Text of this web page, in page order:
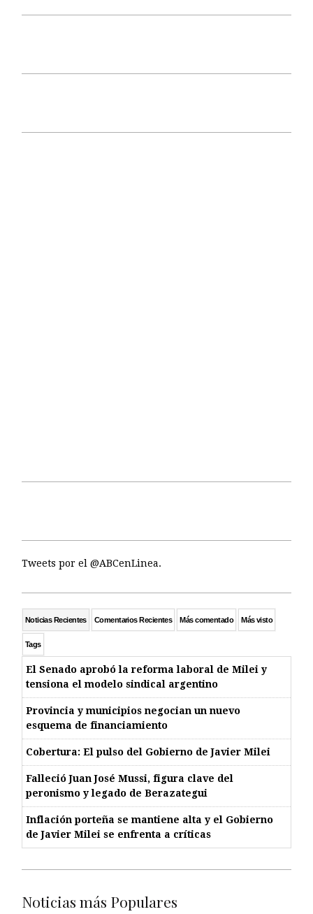
Tweets por el @ABCenLinea.
Noticias Recientes Comentarios Recientes Más comentado Más visto
Tags
El Senado aprobó la reforma laboral de Milei y
tensiona el modelo sindical argentino
Provincia y municipios negocian un nuevo
esquema de financiamiento
Cobertura: El pulso del Gobierno de Javier Milei
Falleció Juan José Mussi, figura clave del
peronismo y legado de Berazategui
Inflación porteña se mantiene alta y el Gobierno
de Javier Milei se enfrenta a críticas
Noticias más Populares